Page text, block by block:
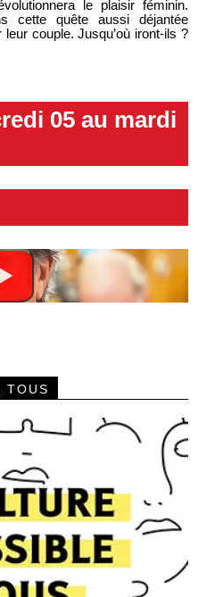
le plaisir féminin.
cette quête aussi déjantée
couple. Jusqu’où iront-ils ?
05 au mardi
TOUS